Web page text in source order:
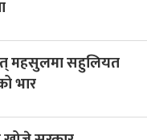
महसुलमा सहुलियत
भार